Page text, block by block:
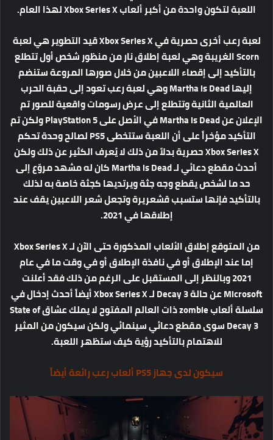
اللعبة لتكون واحدة من أكبر ألعاب Xbox Series X لهذا العام.
لعبة رعب أخرى حصرية في Xbox Series X قيد التطوير هي لعبة
Scorn الغريبة وهي لعبة إطلاق نار من منظور شخص أول تتطلع
بالتأكيد إلى إقصاء اللاعبين من خلال صورها المروعة ستنضم
إليها Martha is Dead وهي لعبة رعب تعود إلى حقبة الحرب
العالمية الثانية وتتطلع إلى عرض رسومات واقعية للصور تم
الإعلان عن Martha is Dead في الأصل على PlayStation 5 ولكن تم
التأكيد مؤخراً على أن اللعبة ستتخطى PS5 لصالح وحدة تحكم
Xbox Series X حصرية بدلاً من ذلك لا يُعرف الكثير عن ذلك ولكن
أحدث مقطع دعائي لـ Martha is Dead كان له مشهد مروّع إلى
حد ما لشخص يقطع وجه جثة ويرتديها كجثة خاصة به لذلك
بالتأكيد فإنها ستسبب قشعريرة وتجعل شعر اللاعبين يقف عند
إطلاقها في 2021.
من المتوقع إطلاق الألعاب المذكورة حتى الآن لـ Xbox Series X
إما عند الإطلاق أو في نافذة الإطلاق أو في وقت ما في عام
2021 وبالنظر إلى المستقبل على الرغم من ذلك فقد أعلنت
Microsoft عن حالة Decay 3 لـ Xbox Series X أيضاً أحدث إدخال في
سلسلة ألعاب zombie ذات العالم المفتوح لا يملك عشاق State of
Decay 3 سوى مقطع دعائي سينمائي ولكن سيكون من المثير
للاهتمام بالتأكيد رؤية كيف ستظهر اللعبة.
سيكون لدى جهاز PS5 ألعاب رعب رائعة أيضاً